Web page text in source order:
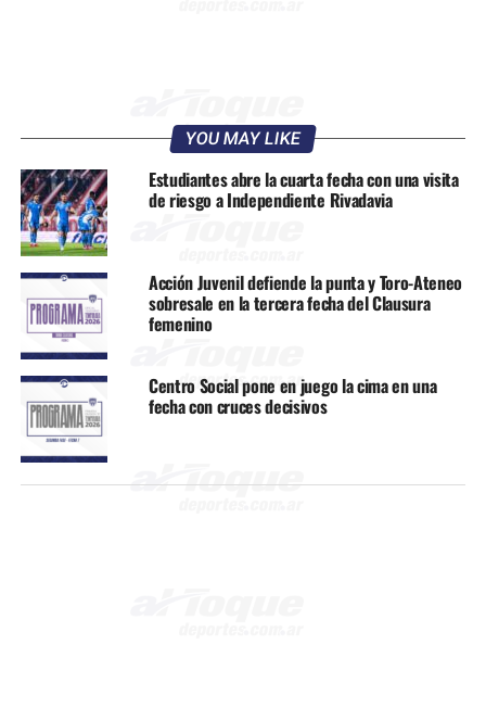
YOU MAY LIKE
Estudiantes abre la cuarta fecha con una visita
de riesgo a Independiente Rivadavia
Acción Juvenil defiende la punta y Toro-Ateneo
sobresale en la tercera fecha del Clausura
femenino
Centro Social pone en juego la cima en una
fecha con cruces decisivos